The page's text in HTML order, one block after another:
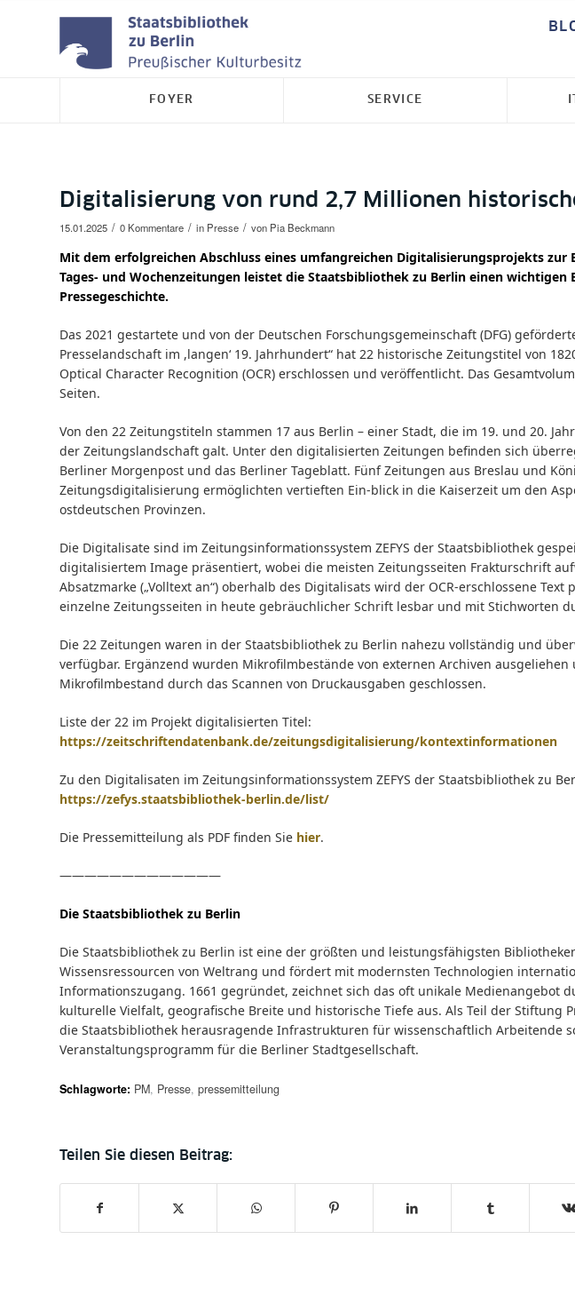
FOYER SERVICE
Digitalisierung von rund 2,7 Millionen
15.01.2025 / 0 Kommentare / in Presse / von Pia Beckmann
Mit dem erfolgreichen Abschluss eines umfangreichen Digitalisierungsprojekts zur
Tages- und Wochenzeitungen leistet die Staatsbibliothek zu Berlin einen wichtigen
Pressegeschichte.
Das 2021 gestartete und von der Deutschen Forschungsgemeinschaft (DFG)
Presselandschaft im ,langen‘ 19. Jahrhundert“ hat 22 historische Zeitungstitel von
Optical Character Recognition (OCR) erschlossen und veröffentlicht. Das
Seiten.
Von den 22 Zeitungstiteln stammen 17 aus Berlin – einer Stadt, die im 19. und 20.
der Zeitungslandschaft galt. Unter den digitalisierten Zeitungen befinden sich
Berliner Morgenpost und das Berliner Tageblatt. Fünf Zeitungen aus Breslau und
Zeitungsdigitalisierung ermöglichten vertieften Ein-blick in die Kaiserzeit um den
ostdeutschen Provinzen.
Die Digitalisate sind im Zeitungsinformationssystem ZEFYS der Staatsbibliothek
digitalisiertem Image präsentiert, wobei die meisten Zeitungsseiten Frakturschrift
Absatzmarke („Volltext an“) oberhalb des Digitalisats wird der OCR-erschlossene
einzelne Zeitungsseiten in heute gebräuchlicher Schrift lesbar und mit Stichworten
Die 22 Zeitungen waren in der Staatsbibliothek zu Berlin nahezu vollständig und
verfügbar. Ergänzend wurden Mikrofilmbestände von externen Archiven ausgeliehen
Mikrofilmbestand durch das Scannen von Druckausgaben geschlossen.
Liste der 22 im Projekt digitalisierten Titel:
https://zeitschriftendatenbank.de/zeitungsdigitalisierung/kontextinformationen
Zu den Digitalisaten im Zeitungsinformationssystem ZEFYS der Staatsbibliothek zu
https://zefys.staatsbibliothek-berlin.de/list/
Die Pressemitteilung als PDF finden Sie hier.
—————————————
Die Staatsbibliothek zu Berlin
Die Staatsbibliothek zu Berlin ist eine der größten und leistungsfähigsten
Wissensressourcen von Weltrang und fördert mit modernsten Technologien
Informationszugang. 1661 gegründet, zeichnet sich das oft unikale Medienangebot
kulturelle Vielfalt, geografische Breite und historische Tiefe aus. Als Teil der Stiftung
die Staatsbibliothek herausragende Infrastrukturen für wissenschaftlich Arbeitende
Veranstaltungsprogramm für die Berliner Stadtgesellschaft.
Schlagworte: PM, Presse, pressemitteilung